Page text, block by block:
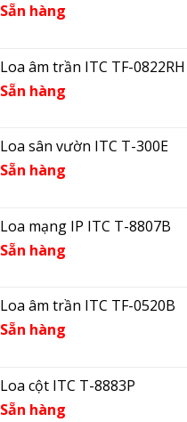
Sẵn hàng
Loa âm trần ITC TF-0822RH
Sẵn hàng
Loa sân vườn ITC T-300E
Sẵn hàng
Loa mạng IP ITC T-8807B
Sẵn hàng
Loa âm trần ITC TF-0520B
Sẵn hàng
Loa cột ITC T-8883P
Sẵn hàng